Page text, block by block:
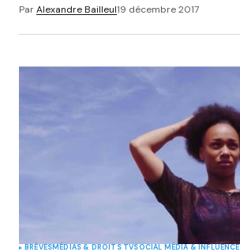
ParAlexandre Bailleul19 décembre 2017
BRÈVESMÉDIAS & DROITS TVSOCIAL MÉDIA & INFLUENCE